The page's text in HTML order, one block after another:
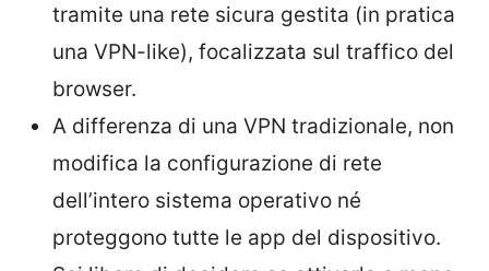
tramite una rete sicura gestita (in pratica
una VPN-like), focalizzata sul traffico del
browser.
A differenza di una VPN tradizionale, non
modifica la configurazione di rete
dell’intero sistema operativo né
proteggono tutte le app del dispositivo.